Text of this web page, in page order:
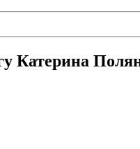
Катерина